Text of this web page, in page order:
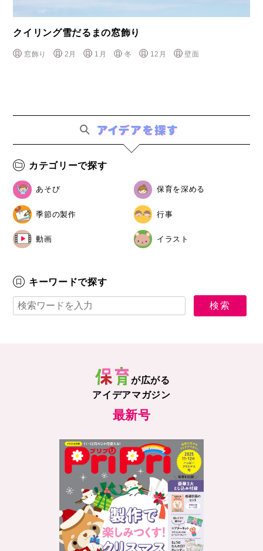
クイリング雪だるまの窓飾り
窓飾り 2月 1月 冬 12月 壁面
カテゴリーで探す
あそび 保育を深める
季節の製作 行事
動画 イラスト
キーワードで探す
が広がる
アイデアマガジン
最新号